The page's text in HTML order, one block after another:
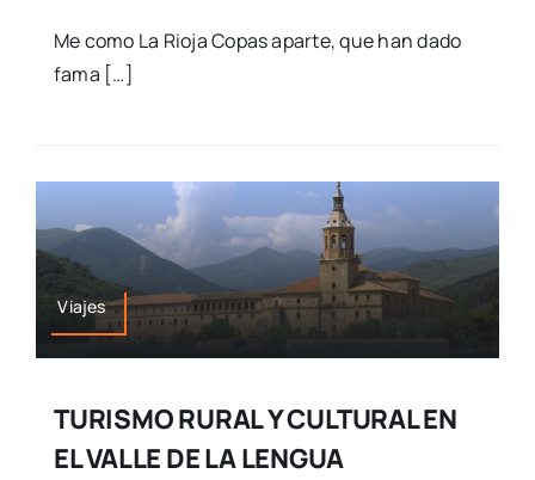
Me como La Rioja Copas aparte, que han dado
fama […]
Viajes
TURISMO RURAL Y CULTURAL EN
EL VALLE DE LA LENGUA